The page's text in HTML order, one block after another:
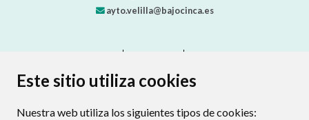
Este sitio utiliza cookies
Nuestra web utiliza los siguientes tipos de cookies:
ayto.velilla@bajocinca.es
PROTECCIÓN DE DATOS
POLÍTICA DE COOKIES